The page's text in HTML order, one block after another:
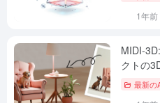
1年前
MIDI-
クトの
ンソー
最新の